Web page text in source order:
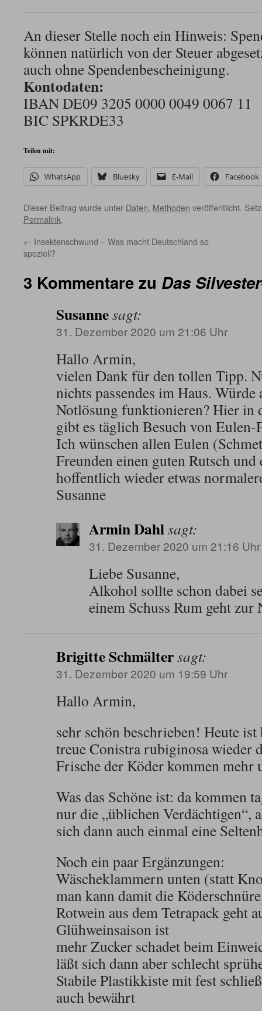
An dieser Stelle noch ein Hinweis:
können natürlich von der Steuer
auch ohne Spendenbescheinigung.
Kontodaten:
IBAN DE09 3205 0000 0049 0067 11
BIC SPKRDE33
Teilen mit:
WhatsApp Bluesky E-Mail Facebook
Dieser Beitrag wurde unter Daten, Methoden veröffentlicht.
Permalink.
← Insektenschwund – Was macht Deutschland so
speziell?
3 Kommentare zu Das
Susannesagt:
31. Dezember 2020 um 21:06 Uhr
Hallo Armin,
vielen Dank für den tollen Tipp.
nichts passendes im Haus.
Notlösung funktionieren? Hier in
gibt es täglich Besuch von Eulen-
Ich wünschen allen Eulen
Freunden einen guten Rutsch und
hoffentlich wieder etwas
Susanne
Armin Dahlsagt:
31. Dezember 2020 um 21:16 Uhr
Liebe Susanne,
Alkohol sollte schon dabei
einem Schuss Rum geht zur
Brigitte Schmältersagt:
31. Dezember 2020 um 19:59 Uhr
Hallo Armin,
sehr schön beschrieben! Heute
treue Conistra rubiginosa wieder
Frische der Köder kommen mehr
Was das Schöne ist: da kommen
nur die „üblichen Verdächtigen“,
sich dann auch einmal eine
Noch ein paar Ergänzungen:
Wäscheklammern unten (statt
man kann damit die
Rotwein aus dem Tetrapack geht
Glühweinsaison ist
mehr Zucker schadet beim
läßt sich dann aber schlecht
Stabile Plastikkiste mit fest
auch bewährt